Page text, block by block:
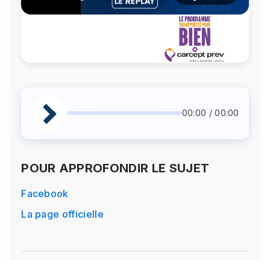
00:00 / 00:00
POUR APPROFONDIR LE SUJET
Facebook
La page officielle